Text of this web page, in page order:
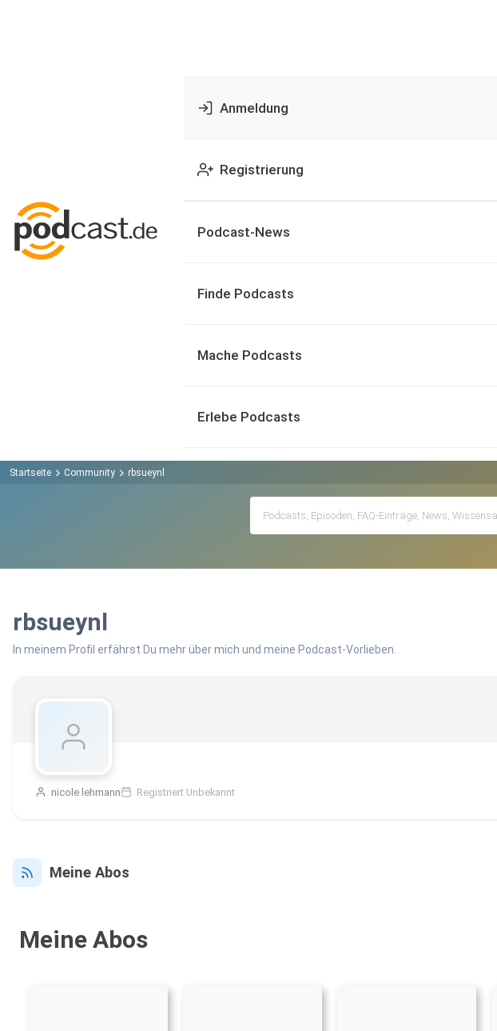
Anmeldung
Registrierung
Podcast-News
Finde Podcasts
Mache Podcasts
Erlebe Podcasts
Startseite Community rbsueynl
rbsueynl
In meinem Profil erfährst Du mehr über mich und meine Podcast-Vorlieben.
nicole lehmann Registriert Unbekannt
Meine Abos
Meine Abos